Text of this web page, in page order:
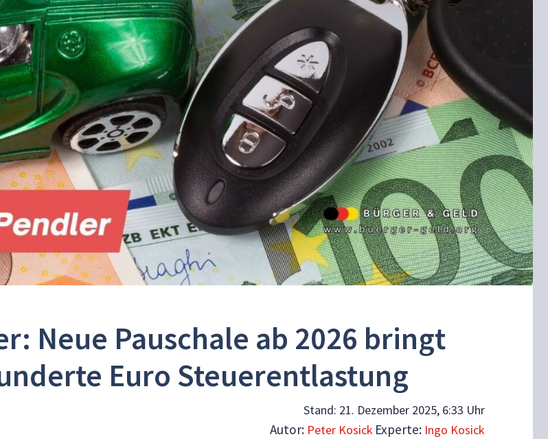
Neue Pauschale ab 2026 bringt
Euro Steuerentlastung
Stand: 21. Dezember 2025, 6:33 Uhr
Autor: Peter Kosick Experte: Ingo Kosick